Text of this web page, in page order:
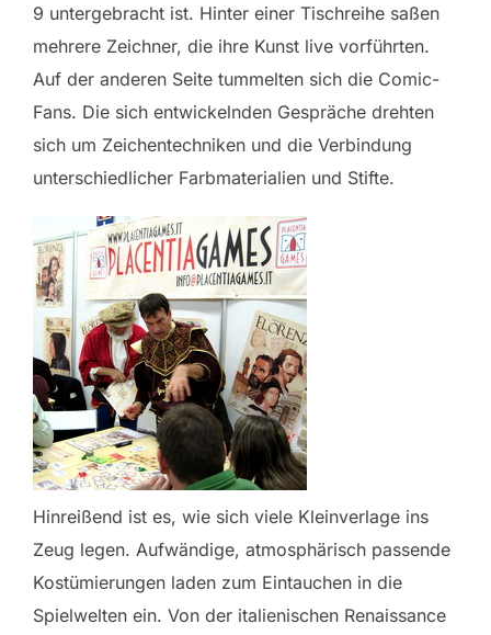
9 untergebracht ist. Hinter einer Tischreihe saßen
mehrere Zeichner, die ihre Kunst live vorführten.
Auf der anderen Seite tummelten sich die Comic-
Fans. Die sich entwickelnden Gespräche drehten
sich um Zeichentechniken und die Verbindung
unterschiedlicher Farbmaterialien und Stifte.
Hinreißend ist es, wie sich viele Kleinverlage ins
Zeug legen. Aufwändige, atmosphärisch passende
Kostümierungen laden zum Eintauchen in die
Spielwelten ein. Von der italienischen Renaissance